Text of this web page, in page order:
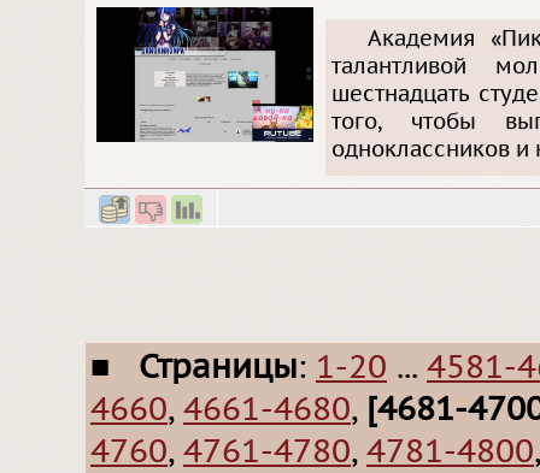
Академия
талантливой
шестнадцать
того, чтобы
одноклассников
■ Страницы: 1-20 ... 4581-
4660, 4661-4680, [4681-
4760, 4761-4780, 4781-4800